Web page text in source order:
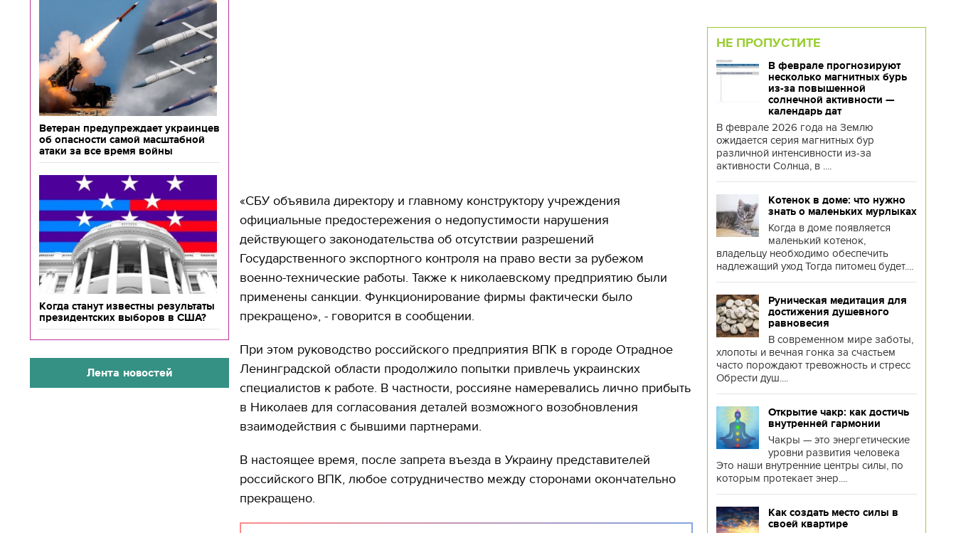
Ветеран предупреждает украинцев
об опасности самой масштабной
атаки за все время войны
Когда станут известны результаты
президентских выборов в США?
Лента новостей
«СБУ объявила директору и главному конструктору учреждения
официальные предостережения о недопустимости нарушения
действующего законодательства об отсутствии разрешений
Государственного экспортного контроля на право вести за рубежом
военно-технические работы. Также к николаевскому предприятию были
применены санкции. Функционирование фирмы фактически было
прекращено», - говорится в сообщении.
При этом руководство российского предприятия ВПК в городе Отрадное
Ленинградской области продолжило попытки привлечь украинских
специалистов к работе. В частности, россияне намеревались лично прибыть
в Николаев для согласования деталей возможного возобновления
взаимодействия с бывшими партнерами.
В настоящее время, после запрета въезда в Украину представителей
российского ВПК, любое сотрудничество между сторонами окончательно
прекращено.
НЕ ПРОПУСТИТЕ
В феврале прогнозируют
несколько магнитных бурь
из-за повышенной
солнечной активности —
календарь дат
В феврале 2026 года на Землю
ожидается серия магнитных бур
различной интенсивности из-за
активности Солнца, в ....
Котенок в доме: что нужно
знать о маленьких мурлыках
Когда в доме появляется
маленький котенок,
владельцу необходимо обеспечить
надлежащий уход Тогда питомец будет....
Руническая медитация для
достижения душевного
равновесия
В современном мире заботы,
хлопоты и вечная гонка за счастьем
часто порождают тревожность и стресс
Обрести душ....
Открытие чакр: как достичь
внутренней гармонии
Чакры — это энергетические
уровни развития человека
Это наши внутренние центры силы, по
которым протекает энер....
Как создать место силы в
своей квартире